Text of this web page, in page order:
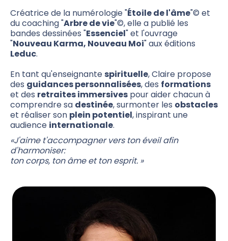
Créatrice de la numérologie "Étoile de l'âme"© et
du coaching "Arbre de vie"©, elle a publié les
bandes dessinées "Essenciel" et l'ouvrage
"Nouveau Karma, Nouveau Moi" aux éditions
Leduc.
En tant qu'enseignante spirituelle, Claire propose
des guidances personnalisées, des formations
et des retraites immersives pour aider chacun à
comprendre sa destinée, surmonter les obstacles
et réaliser son plein potentiel, inspirant une
audience internationale.
«J'aime t'accompagner vers ton éveil afin
d'harmoniser:
ton corps, ton âme et ton esprit. »